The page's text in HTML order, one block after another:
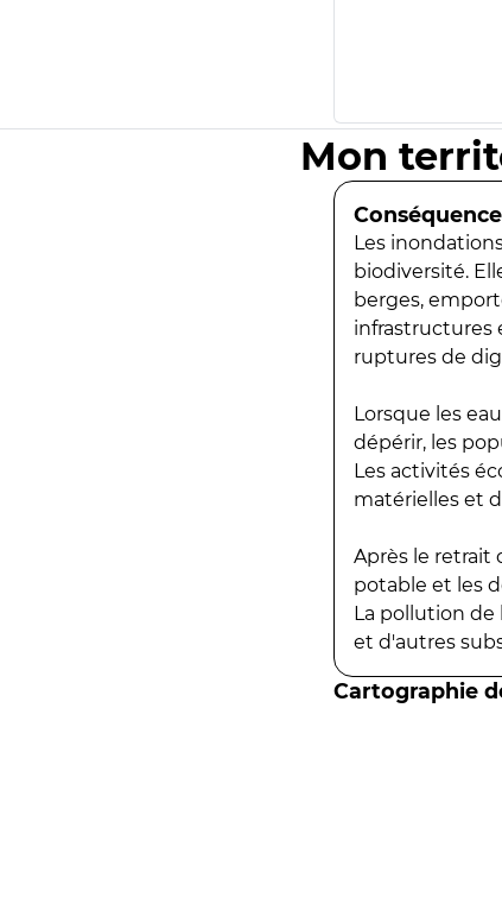
Mon
Les
biodiversité.
berges,
infrastructures
ruptures de
Lorsque les
dépérir, les
Les activités
matérielles et
Après le retrait
potable et les
La pollution de
et d'autres
Cartographie